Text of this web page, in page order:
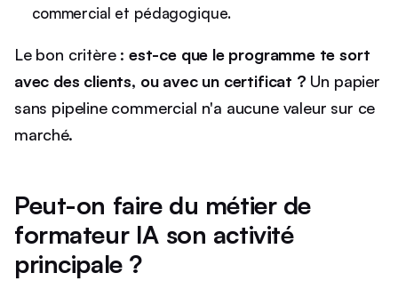
commercial et pédagogique.
Le bon critère : est-ce que le programme te sort
avec des clients, ou avec un certificat ? Un papier
sans pipeline commercial n'a aucune valeur sur ce
marché.
Peut-on faire du métier de
formateur IA son activité
principale ?